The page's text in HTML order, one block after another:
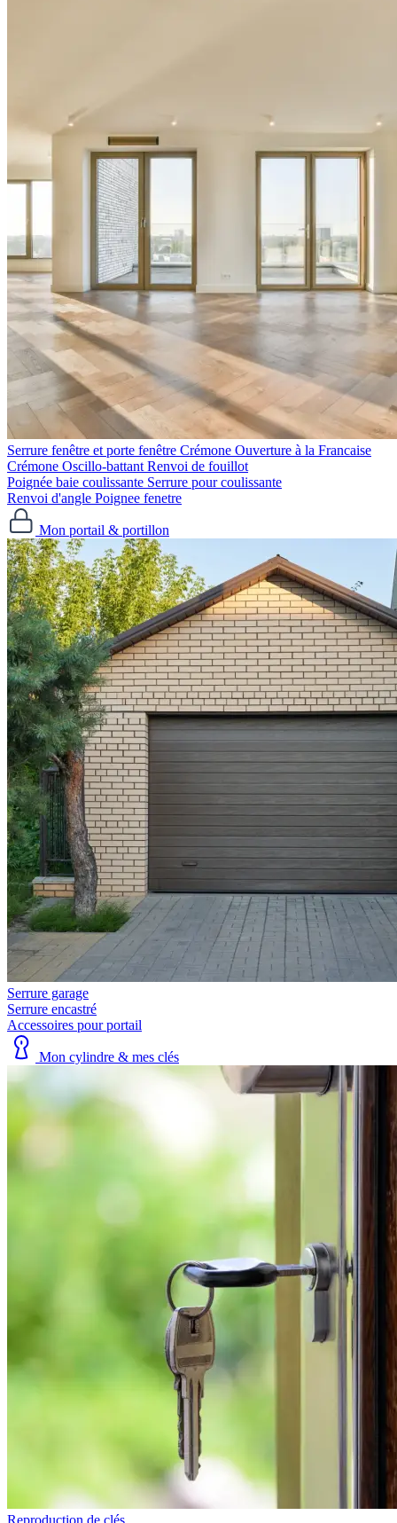
Serrure fenêtre et porte fenêtre
Crémone Ouverture à la Francaise
Crémone Oscillo-battant Renvoi de fouillot
Poignée baie coulissante Serrure pour coulissante
Renvoi d'angle Poignee fenetre
Mon portail & portillon
Serrure garage
Serrure encastré
Accessoires pour portail
Mon cylindre & mes clés
Reproduction de clés